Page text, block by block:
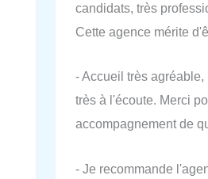
candidats, très
Cette agence mérite
- Accueil très agréable,
très à l'écoute. Merci
accompagnement de
- Je recommande